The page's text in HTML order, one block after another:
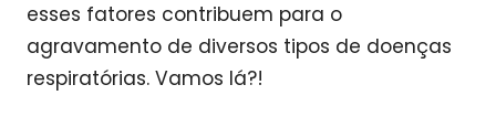
esses fatores contribuem para o
agravamento de diversos tipos de doenças
respiratórias. Vamos lá?!